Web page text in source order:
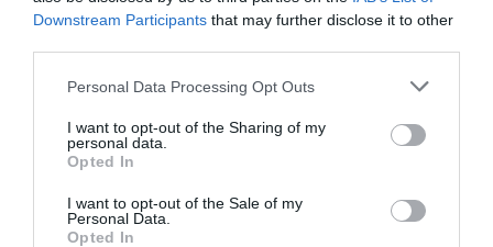
Downstream Participants that may further disclose it to other
Personal Data Processing Opt Outs
I want to opt-out of the Sharing of my
personal data.
Opted In
I want to opt-out of the Sale of my
Personal Data.
Opted In